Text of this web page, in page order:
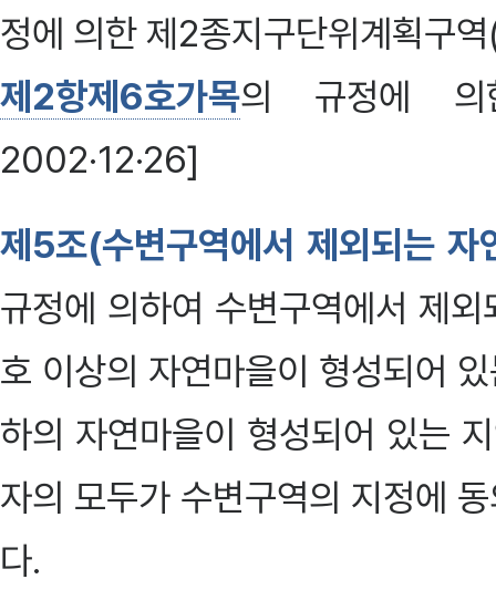
정에 의한 제2종지구단위계획구
제2항제6호가목의 규정에 의
2002·12·26]
제5조(수변구역에서 제외되는 자
규정에 의하여 수변구역에서 제
호 이상의 자연마을이 형성되어
하의 자연마을이 형성되어 있는
자의 모두가 수변구역의 지정에
다.